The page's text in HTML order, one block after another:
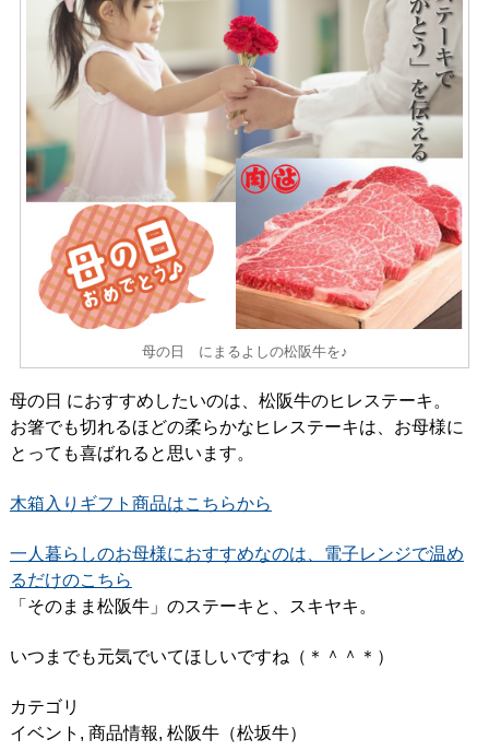
母の日 にまるよしの松阪牛を♪
母の日 におすすめしたいのは、松阪牛のヒレステーキ。
お箸でも切れるほどの柔らかなヒレステーキは、お母様に
とっても喜ばれると思います。
木箱入りギフト商品はこちらから
一人暮らしのお母様におすすめなのは、電子レンジで温め
るだけのこちら
「そのまま松阪牛」のステーキと、スキヤキ。
いつまでも元気でいてほしいですね（＊＾＾＊）
カテゴリ
イベント , 商品情報, 松阪牛（松坂牛）